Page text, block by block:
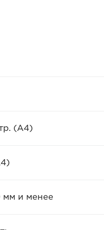
(A4)
мм и менее